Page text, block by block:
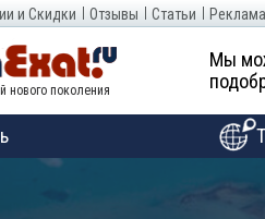
и Скидки Отзывы Статьи
нового поколения
Мы